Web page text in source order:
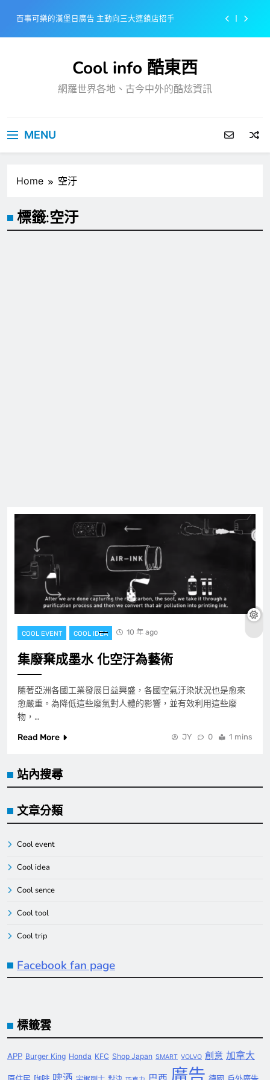
content
百事可樂的漢堡日廣告 主動向三大連鎖店招手
戴著金牌的醬油瓶 市佔率第一的龜甲萬廣告
感動落淚也笑到流淚的斷髮式
Cool info 酷東西
網羅世界各地、古今中外的酷炫資訊
MENU
Home 空汙
標籤:空汙
COOL EVENT COOL IDEA 10 年 ago
集廢棄成墨水 化空汙為藝術
隨著亞洲各國工業發展日益興盛，各國空氣汙染狀況也是愈來
愈嚴重。為降低這些廢氣對人體的影響，並有效利用這些廢
物，…
Read More
JY 0 1 mins
站內搜尋
文章分類
Cool event
Cool idea
Cool sence
Cool tool
Cool trip
Facebook fan page
標籤雲
APP Burger King Honda KFC Shop Japan SMART VOLVO 創意 加拿大
廣告